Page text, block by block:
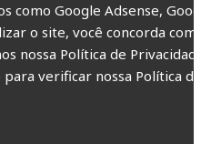
como Google Adsense,
o site, você concorda com
nossa Política de
verificar nossa Política de